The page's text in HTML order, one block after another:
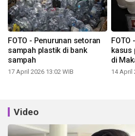
FOTO - Penurunan setoran
sampah plastik di bank
sampah
17 April 2026 13:02 WIB
FOTO
kasus
di
14 April
Video